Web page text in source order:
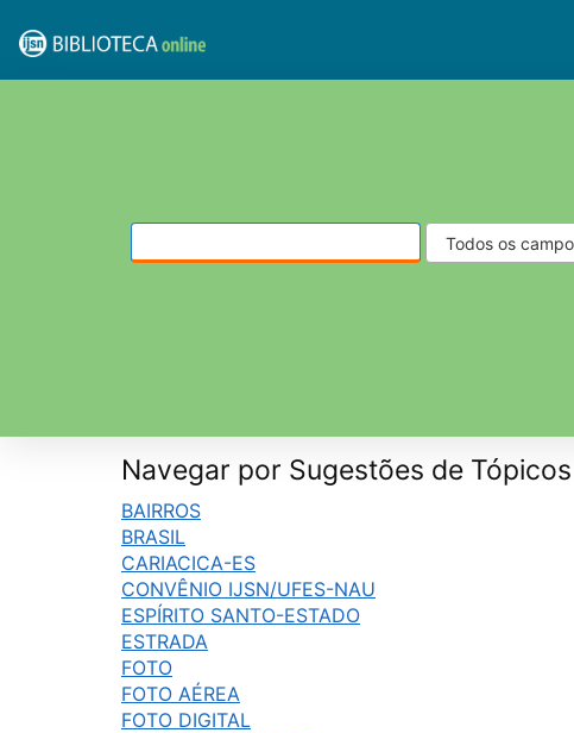
VuFind
Navegar por Sugestões de Tópicos
BAIRROS
BRASIL
CARIACICA-ES
CONVÊNIO IJSN/UFES-NAU
ESPÍRITO SANTO-ESTADO
ESTRADA
FOTO
FOTO AÉREA
FOTO DIGITAL